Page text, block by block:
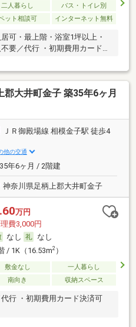
二人暮らし
バス・トイレ別
ット相談可 インターネット無料
可・最上階・浴室1坪以上・
要／代行 ・初期費用カード決
郡大井町金子 築35年6ヶ月
ＪＲ御殿場線 相模金子駅 徒歩4
他の交通
年6ヶ月 / 2階建
神奈川県足柄上郡大井町金子
万円
費3,000円
なし
なし
/ 1K（16.53m2）
敷金なし
一人暮らし
南向き 収納スペース
行 ・初期費用カード決済可